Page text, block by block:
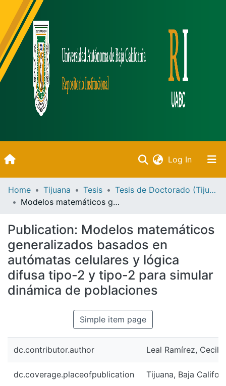
Log In(current)
Inicio
Communities & Collections
All of DSpace
Statistics
Bibliotecas
Home Tijuana Tesis
Tesis de Doctorado (Tijuana)
Modelos matemáticos generalizados basados en autómatas celulares y lógica difusa tipo-2 y tipo-2 para simular dinámica de poblaciones
Publication: Modelos matemáticos
generalizados basados en
autómatas celulares y lógica
difusa tipo-2 y tipo-2 para simular
dinámica de poblaciones
Simple item page
dc.contributor.author Leal Ramírez, Cecilia
dc.coverage.placeofpublication Tijuana, Baja